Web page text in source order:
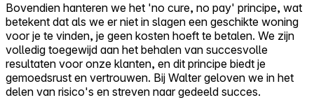
Bovendien hanteren we het 'no cure, no pay' principe, wat
betekent dat als we er niet in slagen een geschikte woning
voor je te vinden, je geen kosten hoeft te betalen. We zijn
volledig toegewijd aan het behalen van succesvolle
resultaten voor onze klanten, en dit principe biedt je
gemoedsrust en vertrouwen. Bij Walter geloven we in het
delen van risico's en streven naar gedeeld succes.